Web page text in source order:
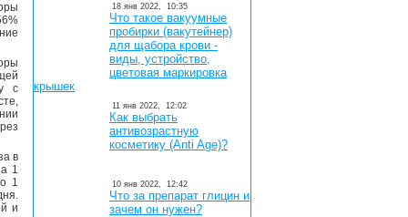
с
в
1
1
и
18 янв 2022, 10:35
Что такое вакуумные
пробирки (вакутейнер)
для щабора крови -
виды, устройство,
цветовая маркировка
крышек
11 янв 2022, 12:02
Как выбрать
антивозрастную
косметику (Anti Age)?
10 янв 2022, 12:42
Что за препарат глицин и
зачем он нужен?